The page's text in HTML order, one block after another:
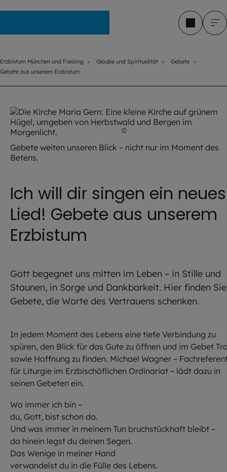
Erzbistum München und Freising Glaube und Spiritualität
Gebete
Gebete aus unserem Erzbistum
©
Gebete weiten unseren Blick – nicht nur im Moment des
Betens.
Ich will dir singen ein neues
Lied! Gebete aus unserem
Erzbistum
Gott begegnet uns mitten im Leben – in Stille und
Staunen, in Sorge und Dankbarkeit. Hier finden Sie
Gebete, die Worte des Vertrauens schenken.
In jedem Moment des Lebens eine tiefe Verbindung zu
spüren, den Blick für das Gute zu öffnen und im Gebet
sowie Hoffnung zu finden. Michael Wagner –
für Liturgie im Erzbischöflichen Ordinariat – lädt dazu in
seinen Gebeten ein.
Wo immer ich bin –
du, Gott, bist schon da.
Und was immer in meinem Tun bruchstückhaft bleibt –
da hinein legst du deinen Segen.
Das Wenige in meiner Hand
verwandelst du in die Fülle des Lebens.